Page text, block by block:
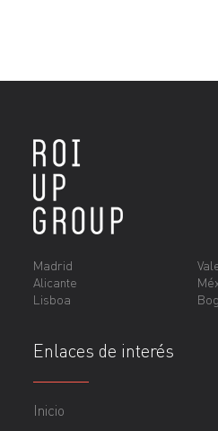
Madrid
Alicante
Lisboa
Enlaces de interés
Inicio